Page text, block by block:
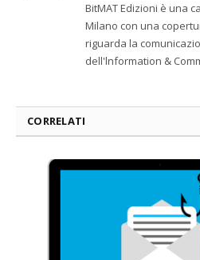
BitMAT Edizioni è una
Milano con una
riguarda la
dell'lnformation &
CORRELATI